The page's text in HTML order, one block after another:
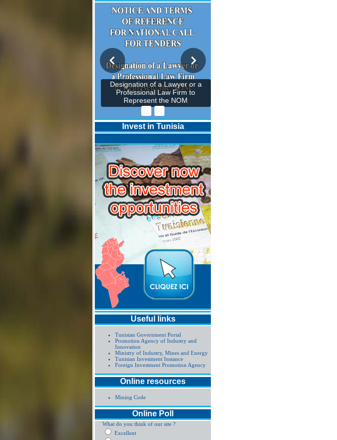
Designation of a Lawyer or a
Professional Law Firm to
Represent the NOM
Invest in Tunisia
Useful links
Tunisian Government Portal
Promotion Agency of Industry and
Innovation
Ministry of Industry, Mines and Energy
Tunisian Investment Instance
Foreign Investment Promotion Agency
Online resources
Mining Code
Online Poll
What do you think of our site ?
Excellent